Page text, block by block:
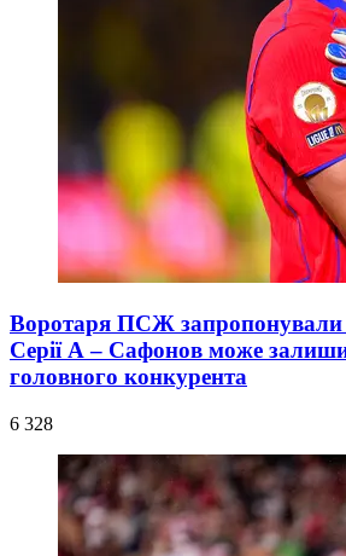
Воротаря ПСЖ
Серії А – Сафонов може
головного конкурента
6 328